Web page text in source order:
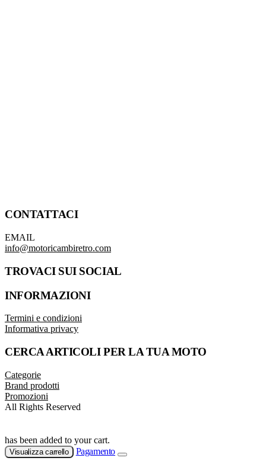
CONTATTACI
EMAIL
info@motoricambiretro.com
TROVACI SUI SOCIAL
INFORMAZIONI
Termini e condizioni
Informativa privacy
CERCA ARTICOLI PER LA TUA MOTO
Categorie
Brand prodotti
Promozioni
All Rights Reserved
has been added to your cart.
Visualizza carrello Pagamento